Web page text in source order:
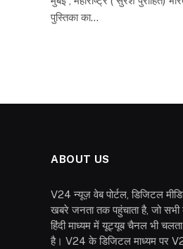
पुस्तिका का…
ABOUT US
V24 न्यूज़ वेब पोर्टल, डिजिटल
खबरे जनता तक पहुंचाता है, जो
हिंदी माध्यम में यूट्यूब चैनल भी
है। V24 के डिजिटल माध्यम पर